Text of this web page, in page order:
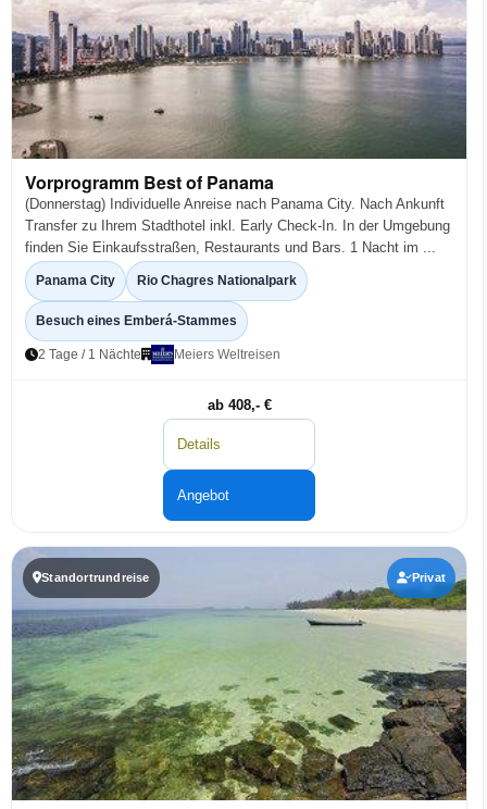
Vorprogramm Best of Panama
(Donnerstag) Individuelle Anreise nach Panama City. Nach Ankunft
Transfer zu Ihrem Stadthotel inkl. Early Check-In. In der Umgebung
finden Sie Einkaufsstraßen, Restaurants und Bars. 1 Nacht im ...
Panama City Rio Chagres Nationalpark
Besuch eines Emberá-Stammes
2 Tage / 1 Nächte Meiers Weltreisen
ab 408,- €
Details
Angebot
Standortrundreise Privat